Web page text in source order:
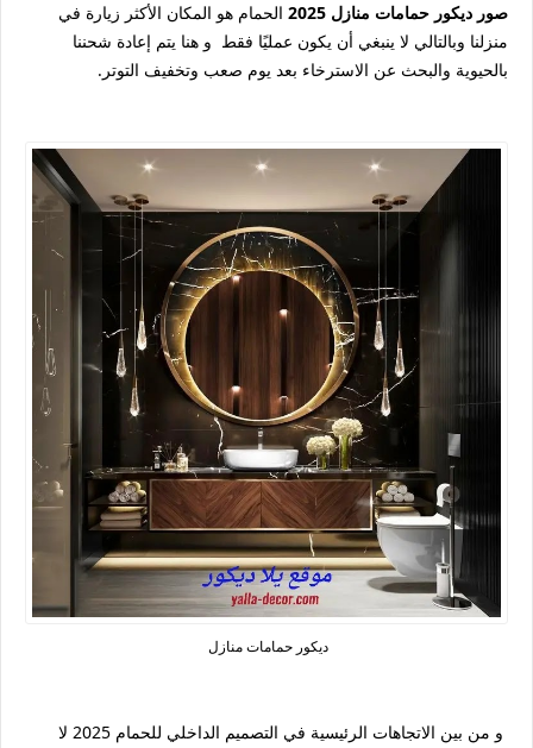
صور ديكور حمامات منازل 2025
الحمام هو المكان الأكثر زيارة في
منزلنا وبالتالي لا ينبغي أن يكون عمليًا فقط و هنا يتم إعادة شحننا
بالحيوية والبحث عن الاسترخاء بعد يوم صعب وتخفيف التوتر.
ديكور حمامات منازل
و من بين الاتجاهات الرئيسية في التصميم الداخلي للحمام 2025 لا